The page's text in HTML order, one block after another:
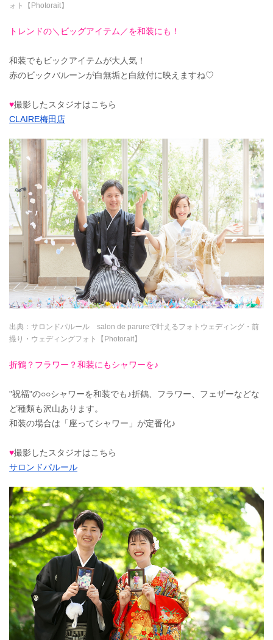
ォト【Photorait】
トレンドの＼ビッグアイテム／を和装にも！
和装でもビックアイテムが大人気！
赤のビックバルーンが白無垢と白紋付に映えますね♡
♥撮影したスタジオはこちら
CLAIRE梅田店
出典： サロンドパルール salon de parureで叶えるフォトウェディング・前
撮り・ウェディングフォト【Photorait】
折鶴？フラワー？和装にもシャワーを♪
"祝福"の○○シャワーを和装でも♪折鶴、フラワー、フェザーなどな
ど種類も沢山あります。
和装の場合は「座ってシャワー」が定番化♪
♥撮影したスタジオはこちら
サロンドパルール